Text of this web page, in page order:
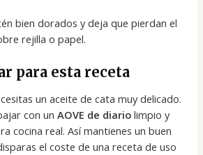
bien dorados y deja que pierdan el
rejilla o papel.
para esta receta
un aceite de cata muy delicado.
con unAOVE de diario limpio y
cocina real. Así mantienes un buen
el coste de una receta de uso